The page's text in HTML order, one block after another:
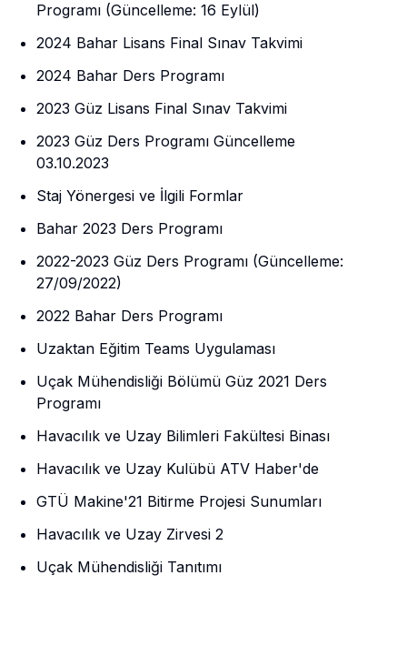
Programı (Güncelleme: 16 Eylül)
2024 Bahar Lisans Final Sınav Takvimi
2024 Bahar Ders Programı
2023 Güz Lisans Final Sınav Takvimi
2023 Güz Ders Programı Güncelleme
03.10.2023
Staj Yönergesi ve İlgili Formlar
Bahar 2023 Ders Programı
2022-2023 Güz Ders Programı (Güncelleme:
27/09/2022)
2022 Bahar Ders Programı
Uzaktan Eğitim Teams Uygulaması
Uçak Mühendisliği Bölümü Güz 2021 Ders
Programı
Havacılık ve Uzay Bilimleri Fakültesi Binası
Havacılık ve Uzay Kulübü ATV Haber'de
GTÜ Makine'21 Bitirme Projesi Sunumları
Havacılık ve Uzay Zirvesi 2
Uçak Mühendisliği Tanıtımı